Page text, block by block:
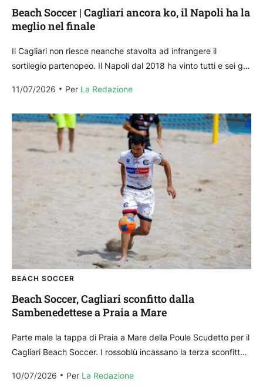
Beach Soccer | Cagliari ancora ko, il Napoli ha la
meglio nel finale
Il Cagliari non riesce neanche stavolta ad infrangere il
sortilegio partenopeo. Il Napoli dal 2018 ha vinto tutti e sei gli
11/07/2026
Per La Redazione
BEACH SOCCER
Beach Soccer, Cagliari sconfitto dalla
Sambenedettese a Praia a Mare
Parte male la tappa di Praia a Mare della Poule Scudetto per il
Cagliari Beach Soccer. I rossoblù incassano la terza sconfitta
10/07/2026
Per La Redazione